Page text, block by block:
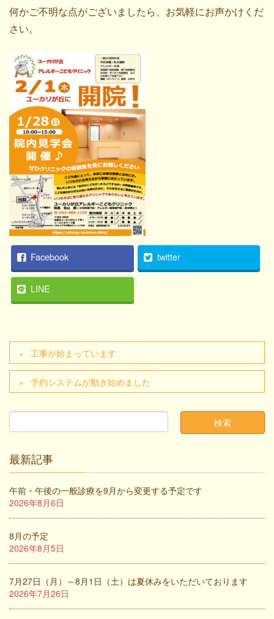
何かご不明な点がございましたら、お気軽にお声かけくだ
さい。
Facebook twitter
LINE
工事が始まっています
予約システムが動き始めました
最新記事
午前・午後の一般診療を9月から変更する予定です
2026年8月6日
8月の予定
2026年8月5日
7月27日（月）～8月1日（土）は夏休みをいただいております
2026年7月26日